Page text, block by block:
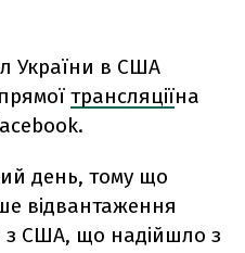
України в США
трансляціїна
день, тому що
відвантаження
з США, що надійшло з